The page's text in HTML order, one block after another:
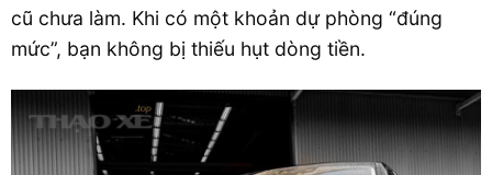
cũ chưa làm. Khi có một khoản dự phòng “đúng
mức”, bạn không bị thiếu hụt dòng tiền.